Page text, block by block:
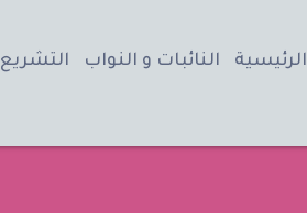
الرئيسية النائبات و النواب التشريع